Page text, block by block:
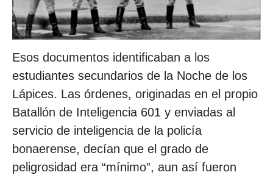
Esos documentos identificaban a los
estudiantes secundarios de la Noche de los
Lápices. Las órdenes, originadas en el propio
Batallón de Inteligencia 601 y enviadas al
servicio de inteligencia de la policía
bonaerense, decían que el grado de
peligrosidad era “mínimo”, aun así fueron